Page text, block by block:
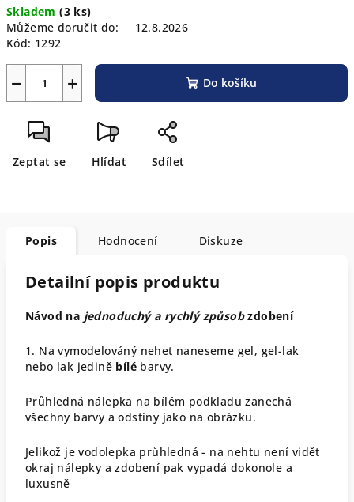
cena:
Skladem(3 ks)
Můžeme doručit do:
12.8.2026
Kód: 1292
+
− Do košíku
Zeptat se Hlídat Sdílet
Popis Hodnocení Diskuze
Detailní popis produktu
Návod na jednoduchý a rychlý způsobzdobení
1. Na vymodelováný nehet naneseme gel, gel-lak
nebo lak jedině bílé barvy.
Průhledná nálepka na bílém podkladu zanechá
všechny barvy a odstíny jako na obrázku.
Jelikož je vodolepka průhledná - na nehtu není vidět
okraj nálepky a zdobení pak vypadá dokonole a
luxusně